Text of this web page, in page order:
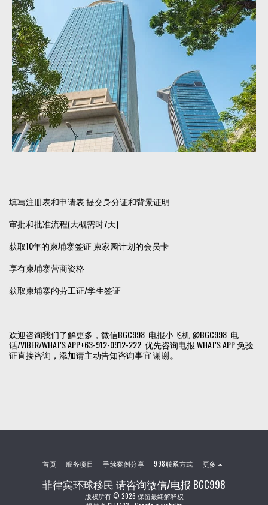
填写注册表和申请表 提交身分证和背景证明
审批和批准流程(大概需时7天)
获取10年的柬埔寨签证 柬家园计划的会员卡
享有柬埔寨营商资格
获取柬埔寨的劳工证/学生签证
欢迎咨询我们了解更多，微信BGC998 电报小飞机 @BGC998 电
话/VIBER/WHAT'S APP+63-912-0912-222 优先咨询电报 WHAT'S APP 免验
证直接咨询，添加请主动告知咨询事宜 谢谢。
菲律宾环球移民 请咨询微信/电报 BGC998
版权所有 © 2026 保留最终解释权
首页 服务项目 手续案例分享 998联系方式 更多